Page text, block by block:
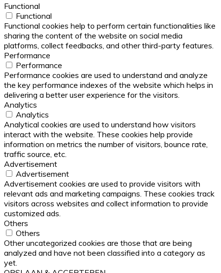
Functional
Functional
Functional cookies help to perform certain functionalities like
sharing the content of the website on social media
platforms, collect feedbacks, and other third-party features.
Performance
Performance
Performance cookies are used to understand and analyze
the key performance indexes of the website which helps in
delivering a better user experience for the visitors.
Analytics
Analytics
Analytical cookies are used to understand how visitors
interact with the website. These cookies help provide
information on metrics the number of visitors, bounce rate,
traffic source, etc.
Advertisement
Advertisement
Advertisement cookies are used to provide visitors with
relevant ads and marketing campaigns. These cookies track
visitors across websites and collect information to provide
customized ads.
Others
Others
Other uncategorized cookies are those that are being
analyzed and have not been classified into a category as
yet.